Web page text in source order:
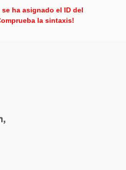
se ha asignado el ID del
la sintaxis!